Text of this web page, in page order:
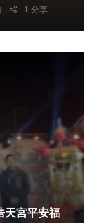
1 分享
天宮平安福